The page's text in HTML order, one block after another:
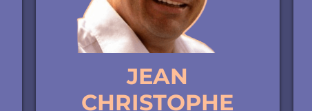
JEAN
CHRISTOPHE